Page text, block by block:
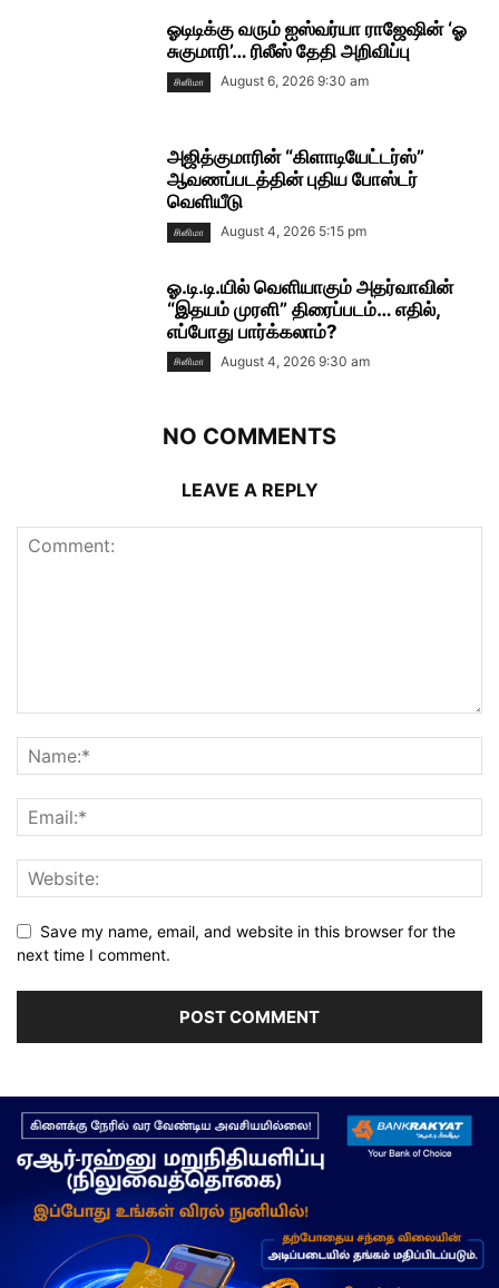
ஓடிடிக்கு வரும் ஐஸ்வர்யா ராஜேஷின் ‘ஓ
சுகுமாரி’… ரிலீஸ் தேதி அறிவிப்பு
சினிமா August 6, 2026 9:30 am
அஜித்குமாரின் “கிளாடியேட்டர்ஸ்”
ஆவணப்படத்தின் புதிய போஸ்டர்
வெளியீடு
சினிமா August 4, 2026 5:15 pm
ஓ.டி.டி.யில் வெளியாகும் அதர்வாவின்
“இதயம் முரளி” திரைப்படம்… எதில்,
எப்போது பார்க்கலாம்?
சினிமா August 4, 2026 9:30 am
NO COMMENTS
LEAVE A REPLY
Save my name, email, and website in this browser for the
next time I comment.